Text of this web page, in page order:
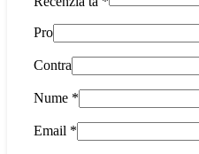
Pro
Contra
Nume *
Email *